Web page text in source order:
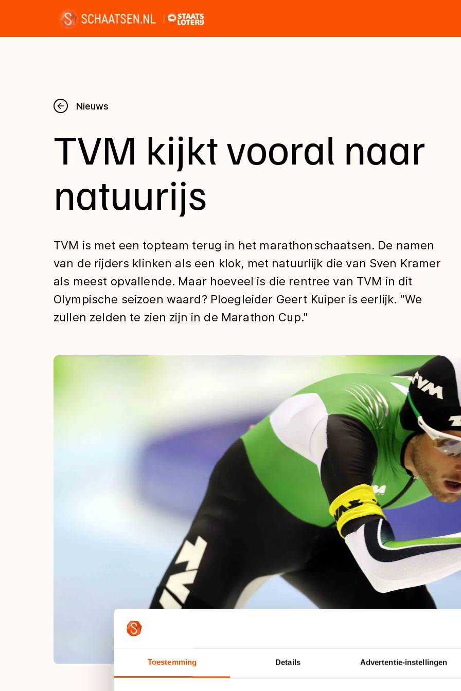
Toestemming Details Advertentie-instellingen
Nieuws
Kalender
Uitslagen
Tijden & historie
De weg op
Schaatsfans
Olympische Spelen
Nieuws
TVM kijkt vooral naar
natuurijs
TVM is met een topteam terug in het marathonschaatsen. De namen
van de rijders klinken als een klok, met natuurlijk die van Sven Kramer
als meest opvallende. Maar hoeveel is die rentree van TVM in dit
Olympische seizoen waard? Ploegleider Geert Kuiper is eerlijk. "We
zullen zelden te zien zijn in de Marathon Cup."